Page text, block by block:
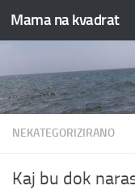
Skip to content
Mama na kvadrat
NEKATEGORIZIRANO
Kaj bu dok